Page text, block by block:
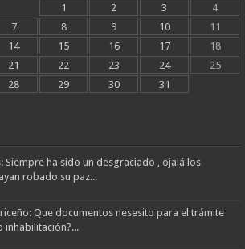
1
2 3
4
7 8 9 10
11
14 15 16 17
18
21 22 23 24
25
28 29 30
31
Siempre ha sido un desgraciado , ojalá los
robado su paz...
Que documentos nesesito para el trámite
inhabilitación?...